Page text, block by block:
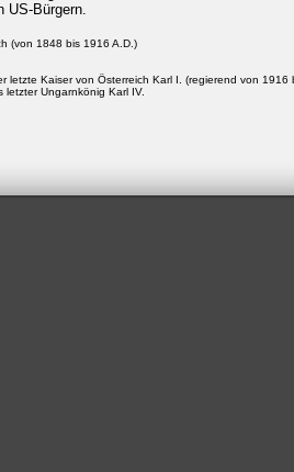
US-Bürgern.
(von 1848 bis 1916 A.D.)
letzte Kaiser von Österreich Karl I. (regierend von 1916
letzter Ungarnkönig Karl IV.